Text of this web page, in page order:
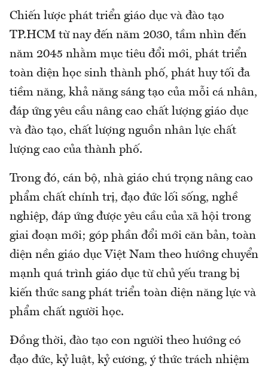
Chiến lược phát triển giáo dục và đào tạo
TP.HCM từ nay đến năm 2030, tầm nhìn đến
năm 2045 nhằm mục tiêu đổi mới, phát triển
toàn diện học sinh thành phố, phát huy tối đa
tiềm năng, khả năng sáng tạo của mỗi cá nhân,
đáp ứng yêu cầu nâng cao chất lượng giáo dục
và đào tạo, chất lượng nguồn nhân lực chất
lượng cao của thành phố.
Trong đó, cán bộ, nhà giáo chú trọng nâng cao
phẩm chất chính trị, đạo đức lối sống, nghề
nghiệp, đáp ứng được yêu cầu của xã hội trong
giai đoạn mới; góp phần đổi mới căn bản, toàn
diện nền giáo dục Việt Nam theo hướng chuyển
mạnh quá trình giáo dục từ chủ yếu trang bị
kiến thức sang phát triển toàn diện năng lực và
phẩm chất người học.
Đồng thời, đào tạo con người theo hướng có
đạo đức, kỷ luật, kỷ cương, ý thức trách nhiệm